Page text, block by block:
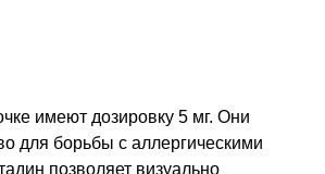
имеют дозировку 5 мг. Они
для борьбы с аллергическими
позволяет визуально